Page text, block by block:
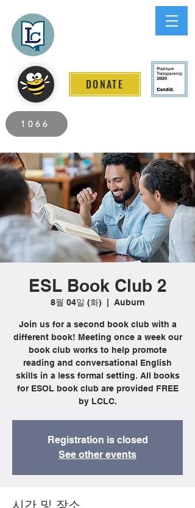
DONATE
1066
ESL Book Club 2
8월 04일 (화)
  |
Auburn
Join us for a second book club with a
different book! Meeting once a week our
book club works to help promote
reading and conversational English
skills in a less formal setting. All books
for ESOL book club are provided FREE
by LCLC.
Registration is closed
See other events
시간 및 장소